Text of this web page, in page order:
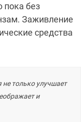
пока без
Заживление
средства
только улучшает
и